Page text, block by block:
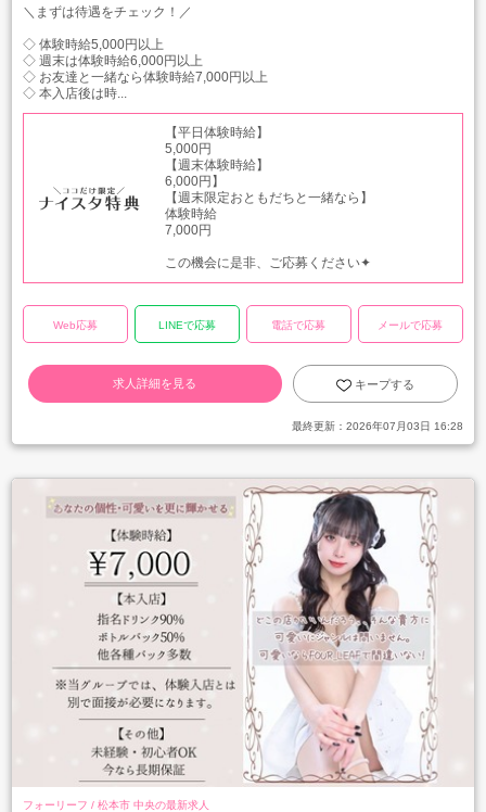
＼まずは待遇をチェック！／
◇ 体験時給5,000円以上
◇ 週末は体験時給6,000円以上
◇ お友達と一緒なら体験時給7,000円以上
◇ 本入店後は時...
【平日体験時給】
5,000円
【週末体験時給】
6,000円】
【週末限定おともだちと一緒なら】
体験時給
7,000円
この機会に是非、ご応募ください✦
Web応募 LINEで応募 電話で応募 メールで応募
求人詳細を見る キープする
最終更新： 2026年07月03日 16:28
フォーリーフ / 松本市 中央の最新求人